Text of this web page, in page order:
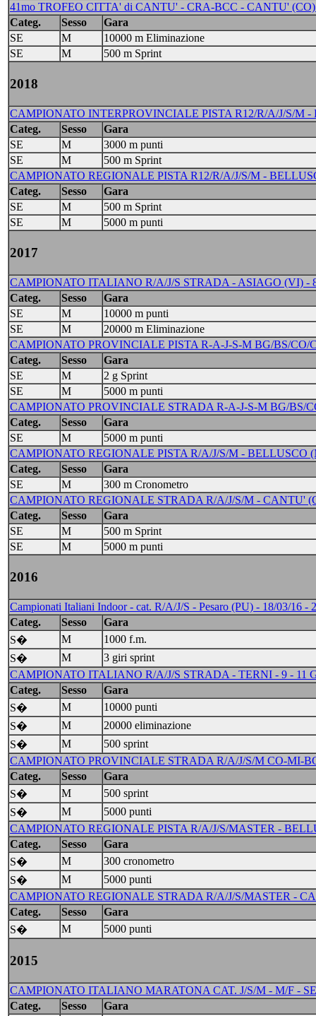
41mo TROFEO CITTA' di CANTU' - CRA-BCC - CANTU'
Categ.
Sesso
Gara
SE
M
10000 m Eliminazione
SE
M 500 m Sprint
2018
CAMPIONATO INTERPROVINCIALE PISTA R12/R/A/J/S/M
Categ.
Sesso
Gara
SE
M
3000 m punti
SE
M
500 m Sprint
CAMPIONATO REGIONALE PISTA R12/R/A/J/S/M -
Categ.
Sesso
Gara
SE
M
500 m Sprint
SE
M 5000 m punti
2017
CAMPIONATO ITALIANO R/A/J/S STRADA - ASIAGO (VI) -
Categ.
Sesso
Gara
SE
M
10000 m punti
SE
M
20000 m Eliminazione
CAMPIONATO PROVINCIALE PISTA R-A-J-S-M BG/BS/
Categ.
Sesso
Gara
SE
M
2 g Sprint
SE
M
5000 m punti
CAMPIONATO PROVINCIALE STRADA R-A-J-S-M BG/BS/
Categ.
Sesso
Gara
SE
M
5000 m punti
CAMPIONATO REGIONALE PISTA R/A/J/S/M - BELLUSCO
Categ.
Sesso
Gara
SE
M
300 m Cronometro
CAMPIONATO REGIONALE STRADA R/A/J/S/M - CANTU'
Categ.
Sesso
Gara
SE
M
500 m Sprint
SE
M 5000 m punti
2016
Campionati Italiani Indoor - cat. R/A/J/S - Pesaro (PU) - 18/03/16 -
Categ.
Sesso
Gara
S�
M
1000 f.m.
S�
M
3 giri sprint
CAMPIONATO ITALIANO R/A/J/S STRADA - TERNI - 9 - 11
Categ.
Sesso
Gara
S�
M
10000 punti
S�
M
20000 eliminazione
S�
M
500 sprint
CAMPIONATO PROVINCIALE STRADA R/A/J/S/M CO-MI-
Categ.
Sesso
Gara
S�
M
500 sprint
S�
M
5000 punti
CAMPIONATO REGIONALE PISTA R/A/J/S/MASTER -
Categ.
Sesso
Gara
S�
M
300 cronometro
S�
M
5000 punti
CAMPIONATO REGIONALE STRADA R/A/J/S/MASTER -
Categ.
Sesso
Gara
S�
M 5000 punti
2015
CAMPIONATO ITALIANO MARATONA CAT. J/S/M - M/F -
Categ.
Sesso
Gara